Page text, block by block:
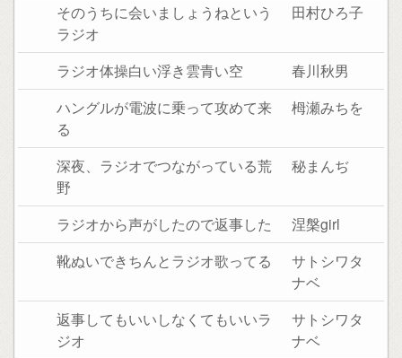
そのうちに会いましょうねという
ラジオ
田村ひろ子
ラジオ体操白い浮き雲青い空
春川秋男
ハングルが電波に乗って攻めて来
る
栂瀬みちを
深夜、ラジオでつながっている荒
野
秘まんぢ
ラジオから声がしたので返事した
涅槃girl
靴ぬいできちんとラジオ歌ってる
サトシワタ
ナベ
返事してもいいしなくてもいいラ
ジオ
サトシワタ
ナベ